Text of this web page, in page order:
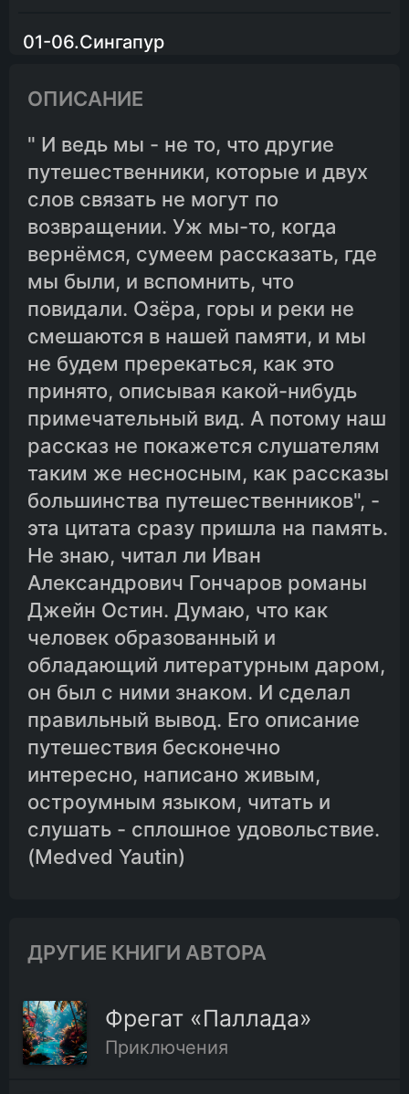
01-06.Сингапур
01-07.Гонконг
01-08.Острова Бонин-Сима
02-01.Русские в Японии
02-02.Шанхай
02-03.Русские в Японии
02-04.Ликейские острова
02-05.Манила
02-06.От Манилы до берегов Сибири
02-07.Обратный путь через Сибирь
02-08.Из Якутска
02-09.До Иркутска
ОПИСАНИЕ
" И ведь мы - не то, что другие
путешественники, которые и двух
слов связать не могут по
возвращении. Уж мы-то, когда
вернёмся, сумеем рассказать, где
мы были, и вспомнить, что
повидали. Озёра, горы и реки не
смешаются в нашей памяти, и мы
не будем пререкаться, как это
принято, описывая какой-нибудь
примечательный вид. А потому наш
рассказ не покажется слушателям
таким же несносным, как рассказы
большинства путешественников", -
эта цитата сразу пришла на память.
Не знаю, читал ли Иван
Александрович Гончаров романы
Джейн Остин. Думаю, что как
человек образованный и
обладающий литературным даром,
он был с ними знаком. И сделал
правильный вывод. Его описание
путешествия бесконечно
интересно, написано живым,
остроумным языком, читать и
слушать - сплошное удовольствие.
(Medved Yautin)
ДРУГИЕ КНИГИ АВТОРА
Фрегат «Паллада»
Приключения